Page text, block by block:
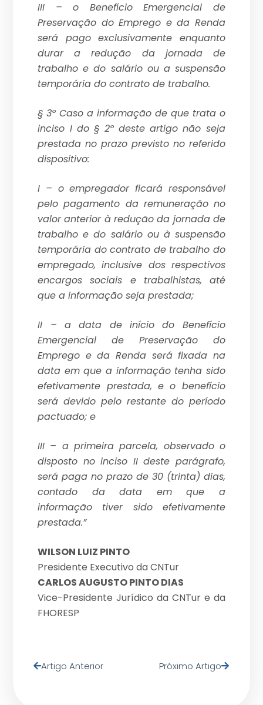
III – o Benefício Emergencial de
Preservação do Emprego e da Renda
será pago exclusivamente enquanto
durar a redução da jornada de
trabalho e do salário ou a suspensão
temporária do contrato de trabalho.
§ 3º Caso a informação de que trata o
inciso I do § 2º deste artigo não seja
prestada no prazo previsto no referido
dispositivo:
I – o empregador ficará responsável
pelo pagamento da remuneração no
valor anterior à redução da jornada de
trabalho e do salário ou à suspensão
temporária do contrato de trabalho do
empregado, inclusive dos respectivos
encargos sociais e trabalhistas, até
que a informação seja prestada;
II – a data de início do Benefício
Emergencial de Preservação do
Emprego e da Renda será fixada na
data em que a informação tenha sido
efetivamente prestada, e o benefício
será devido pelo restante do período
pactuado; e
III – a primeira parcela, observado o
disposto no inciso II deste parágrafo,
será paga no prazo de 30 (trinta) dias,
contado da data em que a
informação tiver sido efetivamente
prestada.”
WILSON LUIZ PINTO
Presidente Executivo da CNTur
CARLOS AUGUSTO PINTO DIAS
Vice-Presidente Jurídico da CNTur e da
FHORESP
Artigo Anterior Próximo Artigo